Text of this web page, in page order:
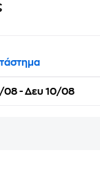
08 - Δευ 10/08